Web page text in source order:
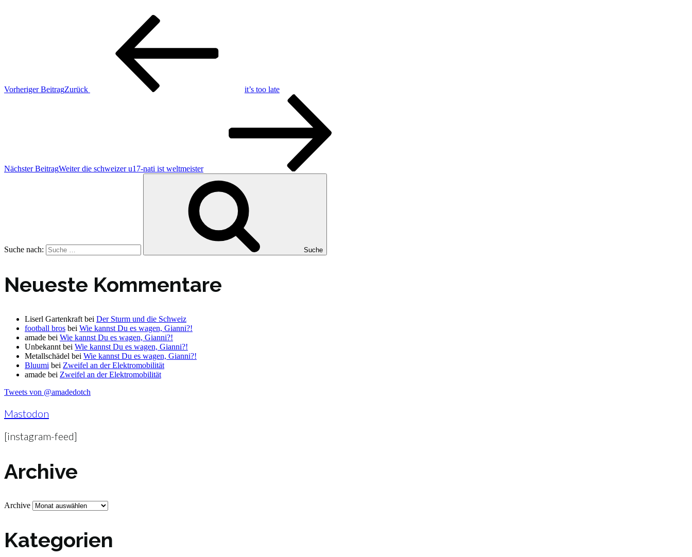
Vorheriger BeitragZurück it’s too late
Nächster BeitragWeiter die schweizer u17-nati ist weltmeister
Suche nach: Suche
Neueste Kommentare
Liserl Gartenkraft bei Der Sturm und die Schweiz
football bros bei Wie kannst Du es wagen, Gianni?!
amade bei Wie kannst Du es wagen, Gianni?!
Unbekannt bei Wie kannst Du es wagen, Gianni?!
Metallschädel bei Wie kannst Du es wagen, Gianni?!
Bluumi bei Zweifel an der Elektromobilität
amade bei Zweifel an der Elektromobilität
Tweets von @amadedotch
Mastodon
[instagram-feed]
Archive
Archive
Kategorien